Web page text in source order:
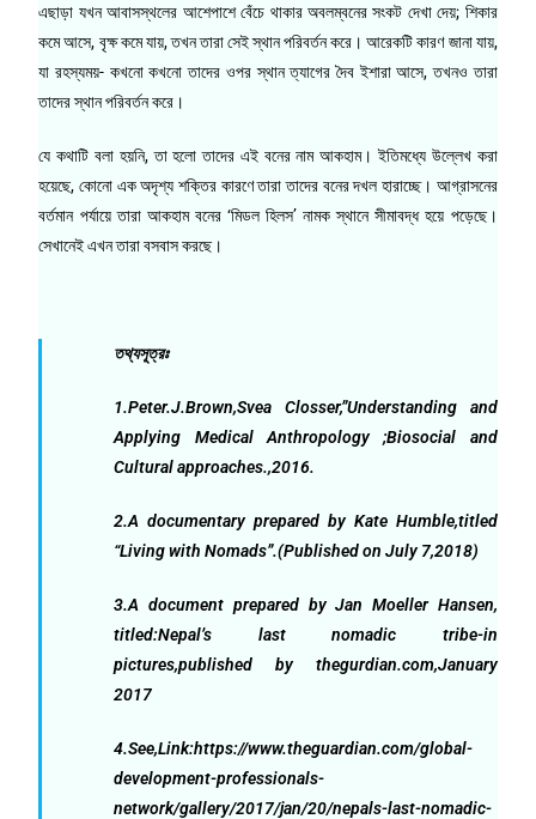
এছাড়া যখন আবাসস্থলের আশেপাশে বেঁচে থাকার অবলম্বনের সংকট দেখা দেয়; শিকার
কমে আসে, বৃক্ষ কমে যায়, তখন তারা সেই স্থান পরিবর্তন করে। আরেকটি কারণ জানা যায়,
যা রহস্যময়- কখনো কখনো তাদের ওপর স্থান ত্যাগের দৈব ইশারা আসে, তখনও তারা
তাদের স্থান পরিবর্তন করে।
যে কথাটি বলা হয়নি, তা হলো তাদের এই বনের নাম আকহাম। ইতিমধ্যে উল্লেখ করা
হয়েছে, কোনো এক অদৃশ্য শক্তির কারণে তারা তাদের বনের দখল হারাচ্ছে। আগ্রাসনের
বর্তমান পর্যায়ে তারা আকহাম বনের ‘মিডল হিলস’ নামক স্থানে সীমাবদ্ধ হয়ে পড়েছে।
সেখানেই এখন তারা বসবাস করছে।
তথ্যসূত্রঃ
1.Peter.J.Brown,Svea Closser,”Understanding and
Applying Medical Anthropology ;Biosocial and
Cultural approaches.,2016.
2.A documentary prepared by Kate Humble,titled
“Living with Nomads”.(Published on July 7,2018)
3.A document prepared by Jan Moeller Hansen,
titled:Nepal’s last nomadic tribe-in
pictures,published by thegurdian.com,January
2017
4.See,Link:https://www.theguardian.com/global-
development-professionals-
network/gallery/2017/jan/20/nepals-last-nomadic-